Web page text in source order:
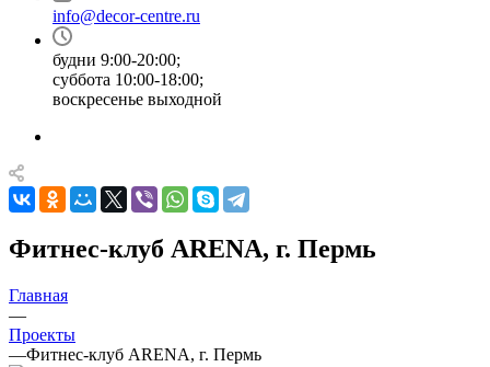
info@decor-centre.ru
будни 9:00-20:00;
суббота 10:00-18:00;
воскресенье выходной
Фитнес-клуб ARENA, г. Пермь
Главная
—
Проекты
—Фитнес-клуб ARENA, г. Пермь